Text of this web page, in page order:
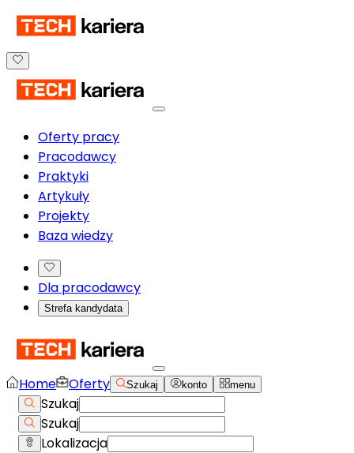
Oferty pracy
Pracodawcy
Praktyki
Artykuły
Projekty
Baza wiedzy
Dla pracodawcy
Strefa kandydata
Home Oferty Szukaj konto menu
Szukaj
Szukaj
Lokalizacja